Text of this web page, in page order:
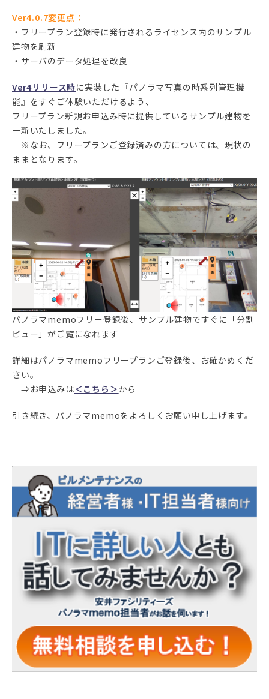
Ver4.0.7変更点：
・フリープラン登録時に発行されるライセンス内のサンプル
建物を刷新
・サーバのデータ処理を改良
Ver4リリース時に実装した『パノラマ写真の時系列管理機
能』をすぐご体験いただけるよう、
フリープラン新規お申込み時に提供しているサンプル建物を
一新いたしました。
※なお、フリープランご登録済みの方については、現状の
ままとなります。
パノラマmemoフリー登録後、サンプル建物ですぐに「分割
ビュー」がご覧になれます
詳細はパノラマmemoフリープランご登録後、お確かめくだ
さい。
⇒お申込みは＜こちら＞から
引き続き、パノラマmemoをよろしくお願い申し上げます。